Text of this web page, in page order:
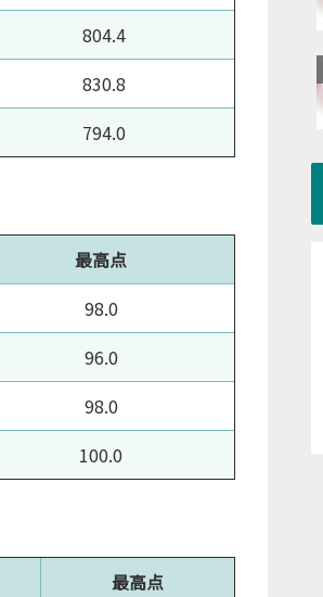
804.4
830.8
794.0
最高点
98.0
96.0
98.0
100.0
最高点